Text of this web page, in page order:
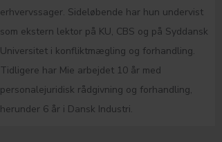
erhvervssager. Sideløbende har hun undervist
som ekstern lektor på KU, CBS og på Syddansk
Universitet i konfliktmægling og forhandling.
Tidligere har Mie arbejdet 10 år med
personalejuridisk rådgivning og forhandling,
herunder 6 år i Dansk Industri.